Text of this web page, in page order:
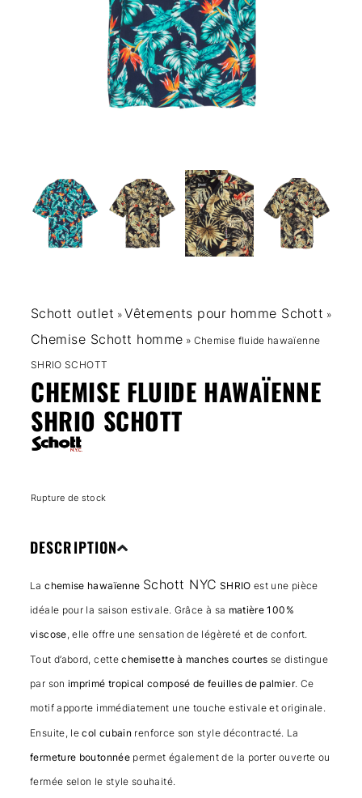
Schott outlet »Vêtements pour homme Schott »
Chemise Schott homme » Chemise fluide hawaïenne
SHRIO SCHOTT
CHEMISE FLUIDE HAWAÏENNE
SHRIO SCHOTT
Rupture de stock
DESCRIPTION
Lachemise hawaïenne Schott NYC SHRIO est une pièce
idéale pour la saison estivale. Grâce à sa matière 100%
viscose, elle offre une sensation de légèreté et de confort.
Tout d’abord, cettechemisette à manches courtes se distingue
par sonimprimé tropical composé de feuilles de palmier. Ce
motif apporte immédiatement une touche estivale et originale.
Ensuite, lecol cubain renforce son style décontracté. La
fermeture boutonnéepermet également de la porter ouverte ou
fermée selon le style souhaité.